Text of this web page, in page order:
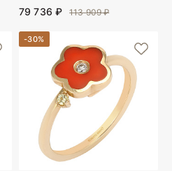
79 736 ₽ 113 909 ₽
-30%